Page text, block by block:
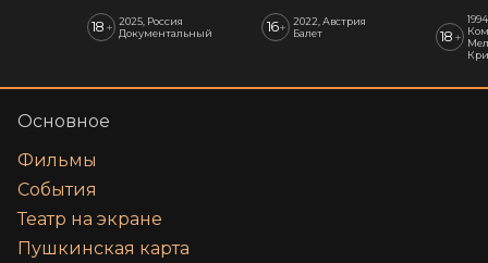
18 + 2025, Россия
Документальный
16+
2022, Австрия
Балет
18 +
Основное
Фильмы
События
Театр на экране
Пушкинская карта